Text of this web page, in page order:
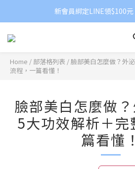
新會員綁定LINE領$100
Home / 部落格列表 /臉部美白怎麼做？外
流程，一篇看懂！
臉部美白怎麼做
5大功效解析＋完
篇看懂！